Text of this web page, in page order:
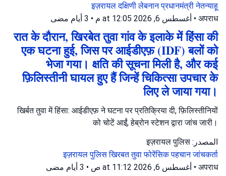
इज़रायलदक्षिणी लेबनानप्रधानमंत्री नेतन्याहू
अपराध
• أغسطس 6, 2026 at 12:05 م • 3 أيام مضى
रात के दौरान, खिरबेत तुवा गांव के इलाके में हिंसा की
एक घटना हुई, जिस पर आईडीएफ़ (IDF) बलों को
भेजा गया। क्षति की सूचना मिली है, और कई
फ़िलिस्तीनी घायल हुए हैं जिन्हें चिकित्सा उपचार के
लिए ले जाया गया।
खिर्बत तुवा में हिंसा: आईडीएफ़ ने घटना पर प्रतिक्रिया दी, फ़िलिस्तीनियों
को चोटें आईं, हेब्रोन स्टेशन द्वारा जांच जारी।
المصدر: इज़रायल पुलिस
इज़रायल पुलिसखिरबत तुवाफोरेंसिक पहचान जांचकर्ता
अपराध
• أغسطس 6, 2026 at 11:12 ص • 3 أيام مضى